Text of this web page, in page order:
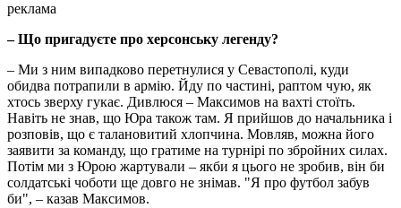
реклама
– Що пригадуєте про херсонську легенду?
– Ми з ним випадково перетнулися у Севастополі, куди
обидва потрапили в армію. Йду по частині, раптом чую, як
хтось зверху гукає. Дивлюся – Максимов на вахті стоїть.
Навіть не знав, що Юра також там. Я прийшов до начальника і
розповів, що є талановитий хлопчина. Мовляв, можна його
заявити за команду, що гратиме на турнірі по збройних силах.
Потім ми з Юрою жартували – якби я цього не зробив, він би
солдатські чоботи ще довго не знімав. "Я про футбол забув
би", – казав Максимов.